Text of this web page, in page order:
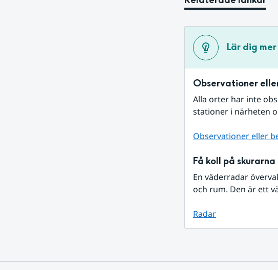
Lär dig mer
Observationer
Alla orter har inte
stationer i närheten
Observationer eller
Få koll på skurarna
En väderradar
och rum. Den är ett
Radar